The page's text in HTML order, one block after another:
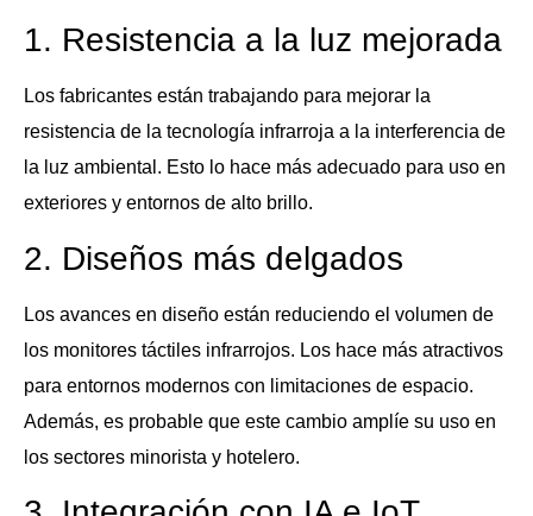
1. Resistencia a la luz mejorada
Los fabricantes están trabajando para mejorar la
resistencia de la tecnología infrarroja a la interferencia de
la luz ambiental. Esto lo hace más adecuado para uso en
exteriores y entornos de alto brillo.
2. Diseños más delgados
Los avances en diseño están reduciendo el volumen de
los monitores táctiles infrarrojos. Los hace más atractivos
para entornos modernos con limitaciones de espacio.
Además, es probable que este cambio amplíe su uso en
los sectores minorista y hotelero.